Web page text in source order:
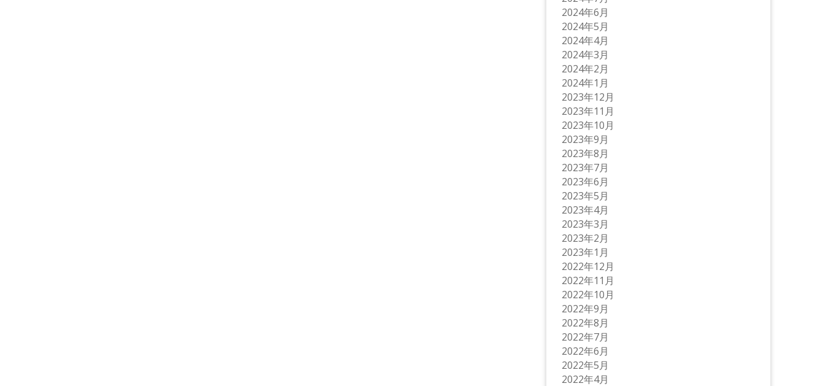
2024年6月
2024年5月
2024年4月
2024年3月
2024年2月
2024年1月
2023年12月
2023年11月
2023年10月
2023年9月
2023年8月
2023年7月
2023年6月
2023年5月
2023年4月
2023年3月
2023年2月
2023年1月
2022年12月
2022年11月
2022年10月
2022年9月
2022年8月
2022年7月
2022年6月
2022年5月
2022年4月